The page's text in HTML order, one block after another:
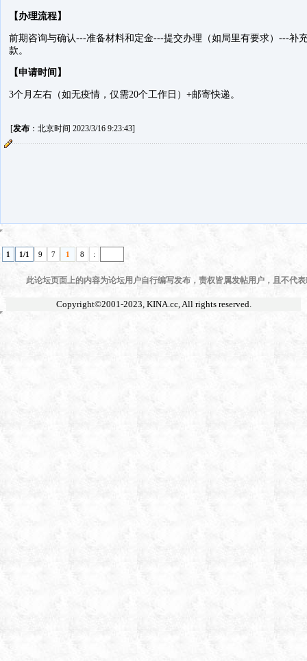
【办理流程】
前期咨询与确认---准备材料和定金---提交办理（如局里有要求）---补
款。
【申请时间】
3个月左右（如无疫情，仅需20个工作日）+邮寄快递。
[发布：北京时间 2023/3/16 9:23:43]
1 1/1 9 7 1 8 :
此论坛页面上的内容为论坛用户自行编写发布，责权皆属发帖用户，且不代
Copyright©2001-2023, KINA.cc, All rights reserved.